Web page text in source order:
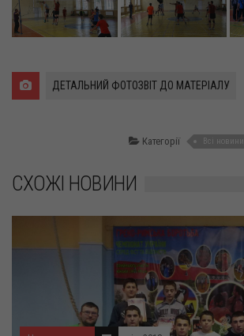
ДЕТАЛЬНИЙ ФОТОЗВІТ ДО МАТЕРІАЛУ
Категорії Всі новини
СХОЖІ НОВИНИ